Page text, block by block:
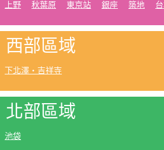
上野 秋葉原 東京站 銀座 築地
西部區域
下北澤・吉祥寺
北部區域
池袋